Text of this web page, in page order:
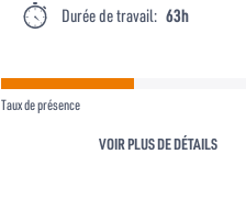
Durée de travail: 63h
Taux de présence
VOIR PLUS DE DÉTAILS